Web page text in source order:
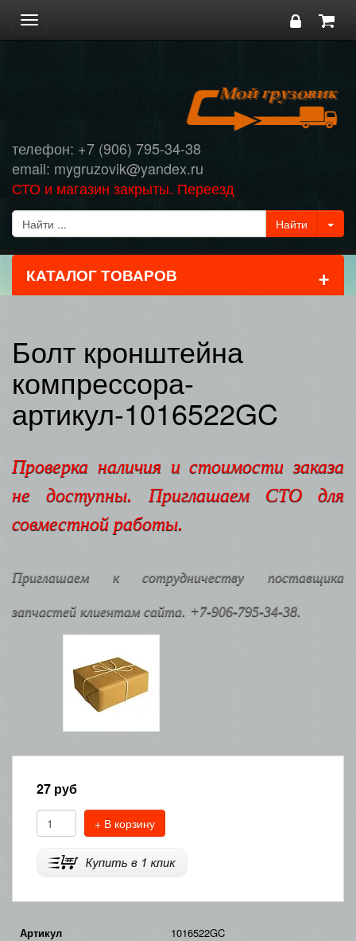
Toggle
navigation
телефон: +7 (906) 795-34-38
email: mygruzovik@yandex.ru
СТО и магазин закрыты. Переезд
КАТАЛОГ ТОВАРОВ +
Болт кронштейна
компрессора-
артикул-1016522GC
Проверка наличия и стоимости заказа
не доступны. Приглашаем СТО для
совместной работы.
Приглашаем к сотрудничеству поставщика
запчастей клиентам сайта. +7-906-795-34-38.
27 руб
+ В корзину
Артикул 1016522GC